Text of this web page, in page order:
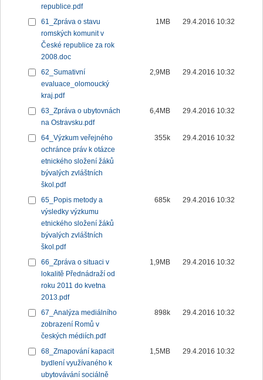
republice.pdf
61_Zpráva o stavu
romských komunit v
České republice za rok
2008.doc
1MB 29.4.2016 10:32
62_Sumativní
evaluace_olomoucký
kraj.pdf
2,9MB 29.4.2016 10:32
63_Zpráva o ubytovnách
na Ostravsku.pdf
6,4MB 29.4.2016 10:32
64_Výzkum veřejného
ochránce práv k otázce
etnického složení žáků
bývalých zvláštních
škol.pdf
355k 29.4.2016 10:32
65_Popis metody a
výsledky výzkumu
etnického složení žáků
bývalých zvláštních
škol.pdf
685k 29.4.2016 10:32
66_Zpráva o situaci v
lokalitě Přednádraží od
roku 2011 do kvetna
2013.pdf
1,9MB 29.4.2016 10:32
67_Analýza mediálního
zobrazení Romů v
českých médiích.pdf
898k 29.4.2016 10:32
68_Zmapování kapacit
bydlení využívaného k
ubytovávání sociálně
1,5MB 29.4.2016 10:32